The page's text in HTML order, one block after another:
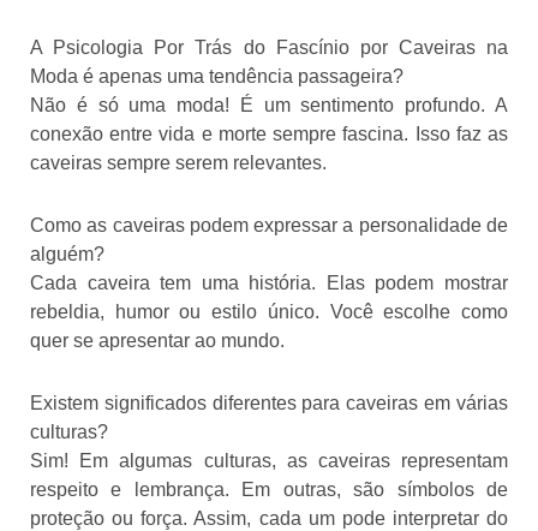
A Psicologia Por Trás do Fascínio por Caveiras na
Moda é apenas uma tendência passageira?
Não é só uma moda! É um sentimento profundo. A
conexão entre vida e morte sempre fascina. Isso faz as
caveiras sempre serem relevantes.
Como as caveiras podem expressar a personalidade de
alguém?
Cada caveira tem uma história. Elas podem mostrar
rebeldia, humor ou estilo único. Você escolhe como
quer se apresentar ao mundo.
Existem significados diferentes para caveiras em várias
culturas?
Sim! Em algumas culturas, as caveiras representam
respeito e lembrança. Em outras, são símbolos de
proteção ou força. Assim, cada um pode interpretar do